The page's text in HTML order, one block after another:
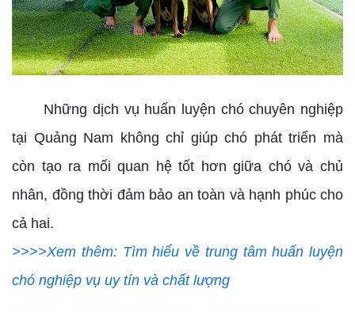
Những dịch vụ huấn luyện chó chuyên nghiệp
tại Quảng Nam không chỉ giúp chó phát triển mà
còn tạo ra mối quan hệ tốt hơn giữa chó và chủ
nhân, đồng thời đảm bảo an toàn và hạnh phúc cho
cả hai.
>>>>Xem thêm: Tìm hiểu về trung tâm huấn luyện
chó nghiệp vụ uy tín và chất lượng